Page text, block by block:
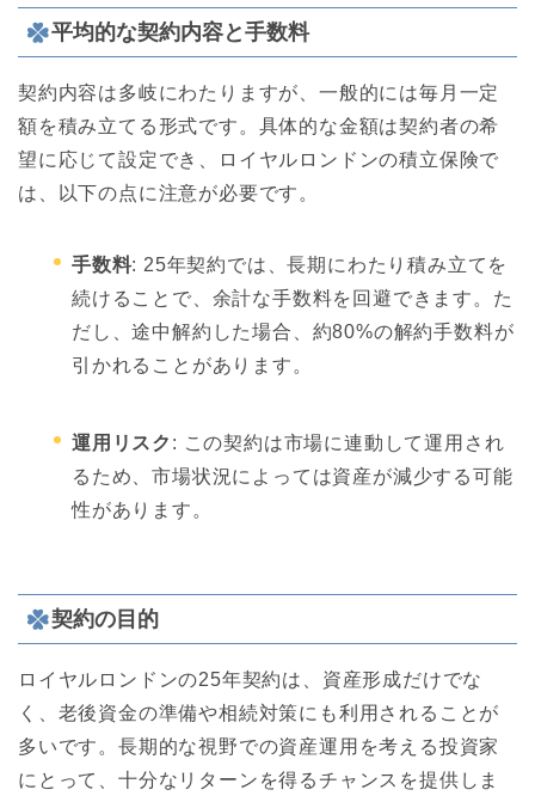
平均的な契約内容と手数料
契約内容は多岐にわたりますが、一般的には毎月一定
額を積み立てる形式です。具体的な金額は契約者の希
望に応じて設定でき、ロイヤルロンドンの積立保険で
は、以下の点に注意が必要です。
手数料: 25年契約では、長期にわたり積み立てを
続けることで、余計な手数料を回避できます。た
だし、途中解約した場合、約80%の解約手数料が
引かれることがあります。
運用リスク : この契約は市場に連動して運用され
るため、市場状況によっては資産が減少する可能
性があります。
契約の目的
ロイヤルロンドンの25年契約は、資産形成だけでな
く、老後資金の準備や相続対策にも利用されることが
多いです。長期的な視野での資産運用を考える投資家
にとって、十分なリターンを得るチャンスを提供しま